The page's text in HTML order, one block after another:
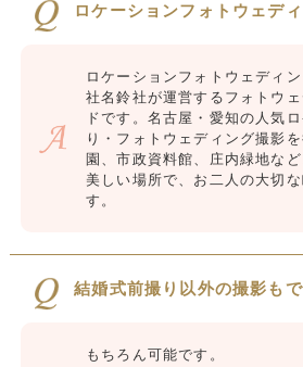
ロケーションフォトウェデ
ロケーションフォトウェディ
社名鈴社が運営するフォトウ
ドです。名古屋・愛知の人気
り・フォトウェディング撮影
園、市政資料館、庄内緑地な
美しい場所で、お二人の大切
す。
結婚式前撮り以外の撮影も
もちろん可能です。